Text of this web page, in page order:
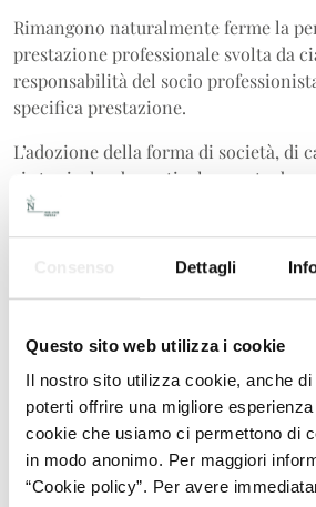
Dettagli
Questo sito web utilizza i cookie
Il nostro sito utilizza cookie, anche
poterti offrire una migliore
cookie che usiamo ci permettono di
in modo anonimo. Per maggiori
“Cookie policy”. Per avere
Rimangono naturalmente ferme la
prestazione professionale svolta da
responsabilità del socio
specifica prestazione.
L’adozione della forma di società, di
si sta rivelando particolarmente
associazioni professionali che fanno
internazionale di grandi studi legali
l’assunzione della forma societaria
diretto dell’entità straniera di
Data la peculiarità di questo tipo di
dello statuto di una S.t.A. si rivela
particolarmente delicata, che deve
trovare il corretto equilibrio tra la
una professione di natura personale
i meccanismi e le logiche delle